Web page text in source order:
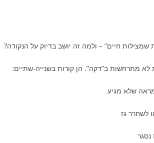
חיים” – ולמה זה יושב בדיוק על הנקודה?
לא מתרחשות ב”דקה”. הן קורות בשנייה-שתיים:
שלא מגיע
לשחרר גז
נסגר